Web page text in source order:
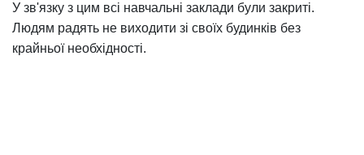
У зв'язку з цим всі навчальні заклади були закриті.
Людям радять не виходити зі своїх будинків без
крайньої необхідності.